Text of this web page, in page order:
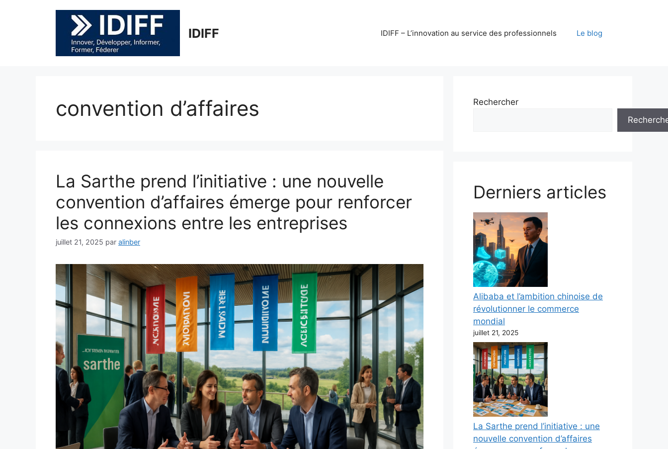
IDIFF IDIFF – L’innovation au service des professionnels Le blog
convention d’affaires
La Sarthe prend l’initiative : une nouvelle
convention d’affaires émerge pour renforcer
les connexions entre les entreprises
juillet 21, 2025 par alinber
Rechercher
Derniers articles
Alibaba et l’ambition chinoise de
révolutionner le commerce
mondial
juillet 21, 2025
La Sarthe prend l’initiative : une
nouvelle convention d’affaires